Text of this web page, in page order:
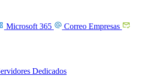
Microsoft 365  Correo Empresas 
Dedicados